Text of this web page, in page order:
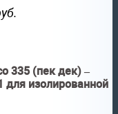
335 (пек дек) –
для изолированной